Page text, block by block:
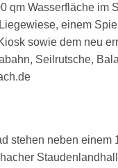
qm Wasserfläche im
einem
sowie dem neu
Seilrutsche,
stehen neben